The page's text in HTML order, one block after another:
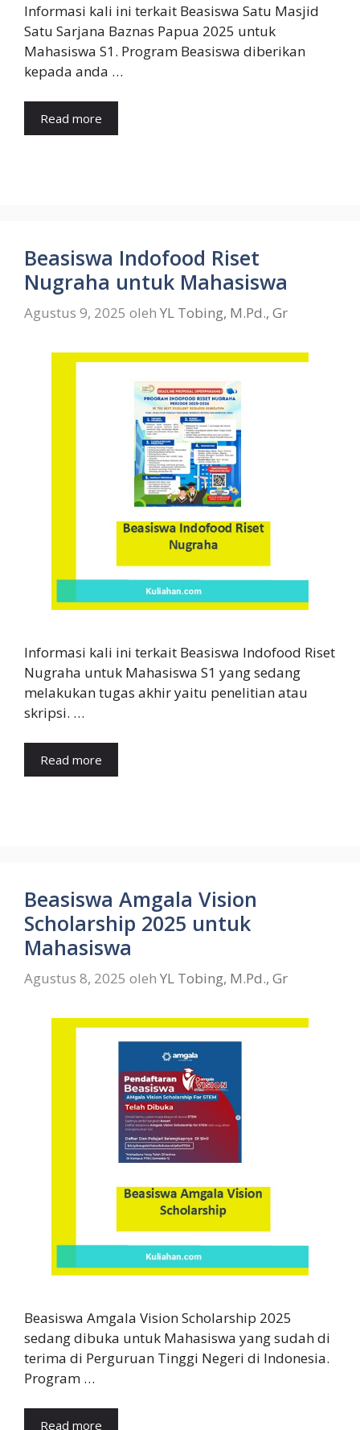
Informasi kali ini terkait Beasiswa Satu Masjid
Satu Sarjana Baznas Papua 2025 untuk
Mahasiswa S1. Program Beasiswa diberikan
kepada anda …
Read more
Beasiswa Indofood Riset
Nugraha untuk Mahasiswa
Agustus 9, 2025 oleh YL Tobing, M.Pd., Gr
Informasi kali ini terkait Beasiswa Indofood Riset
Nugraha untuk Mahasiswa S1 yang sedang
melakukan tugas akhir yaitu penelitian atau
skripsi. …
Read more
Beasiswa Amgala Vision
Scholarship 2025 untuk
Mahasiswa
Agustus 8, 2025 oleh YL Tobing, M.Pd., Gr
Beasiswa Amgala Vision Scholarship 2025
sedang dibuka untuk Mahasiswa yang sudah di
terima di Perguruan Tinggi Negeri di Indonesia.
Program …
Read more